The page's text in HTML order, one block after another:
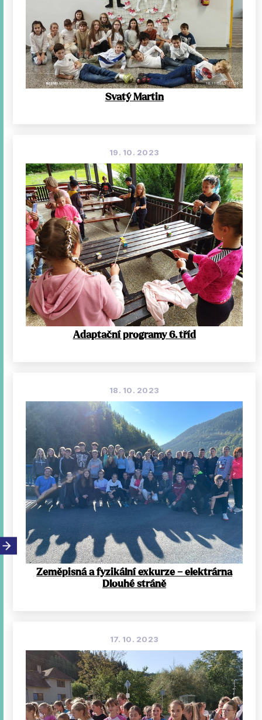
Svatý Martin
19. 10. 2023
Adaptační programy 6. tříd
18. 10. 2023
Zeměpisná a fyzikální exkurze – elektrárna
Dlouhé stráně
17. 10. 2023